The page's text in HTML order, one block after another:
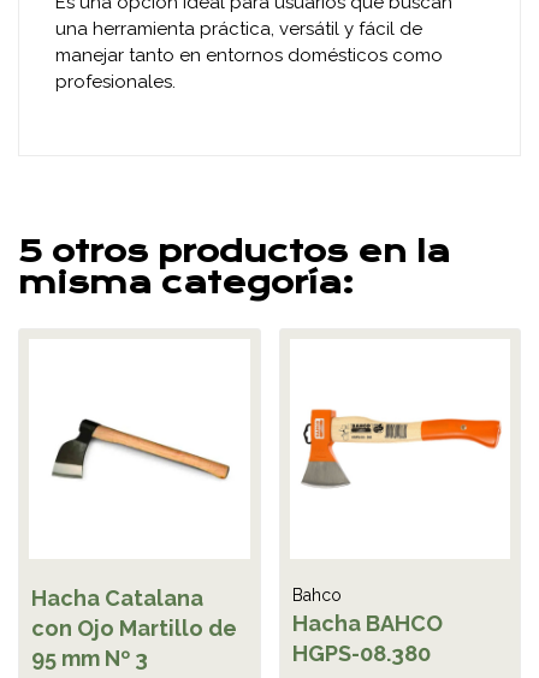
una herramienta práctica, versátil y fácil de
manejar tanto en entornos domésticos como
profesionales.
5 otros productos en la
misma categoría:
Hacha Catalana
con Ojo Martillo de
95 mm Nº 3
Bahco
Hacha BAHCO
HGPS-08.380